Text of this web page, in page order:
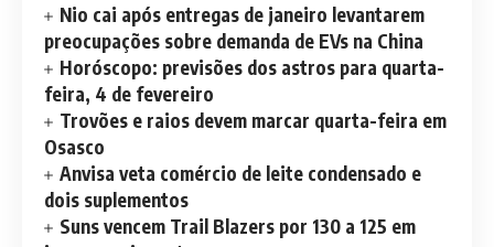
Nio cai após entregas de janeiro levantarem
preocupações sobre demanda de EVs na China
Horóscopo: previsões dos astros para quarta-
feira, 4 de fevereiro
Trovões e raios devem marcar quarta-feira em
Osasco
Anvisa veta comércio de leite condensado e
dois suplementos
Suns vencem Trail Blazers por 130 a 125 em